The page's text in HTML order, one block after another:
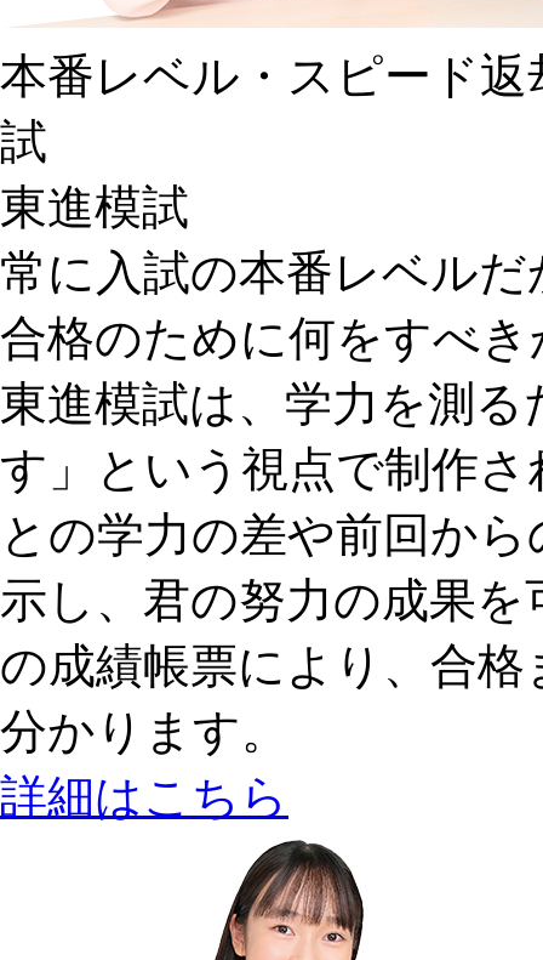
本番レベル・スピード返
試
東進模試
常に入試の本番レベルだ
合格のために何をすべ
東進模試は、学力を測
す」という視点で制作
との学力の差や前回か
示し、君の努力の成果
の成績帳票により、合
分かります。
詳細はこちら